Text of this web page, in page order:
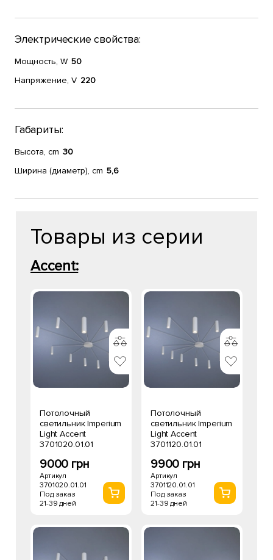
Электрические свойства:
Мощность, W 50
Напряжение, V 220
Габариты:
Высота, cm 30
Ширина (диаметр), cm 5,6
Товары из серии
Accent:
Потолочный
светильник Imperium
Light Accent
3701020.01.01
9000 грн
Артикул
3701020.01.01
Под заказ
21-39 дней
Потолочный
светильник Imperium
Light Accent
3701120.01.01
9900 грн
Артикул
3701120.01.01
Под заказ
21-39 дней